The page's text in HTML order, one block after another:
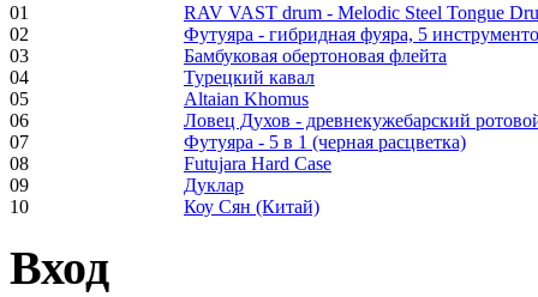
Frame and Shaman
Drum "Master of
Animals", tunable,
with Henna
€530.00
01
RAV VAST drum - Melodic Steel Tongue
02
Футуяра - гибридная фуяра, 5
03
Бамбуковая обертоновая флейта
04
Турецкий кавал
05
Altaian Khomus
06
Ловец Духов - древнекужебарский
07
Футуяра - 5 в 1 (черная расцветка)
08
Futujara Hard Case
09
Дуклар
10
Коу Сян (Китай)
Вход